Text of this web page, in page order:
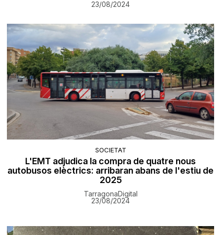
23/08/2024
SOCIETAT
L'EMT adjudica la compra de quatre nous
autobusos elèctrics: arribaran abans de l'estiu de
2025
TarragonaDigital
23/08/2024